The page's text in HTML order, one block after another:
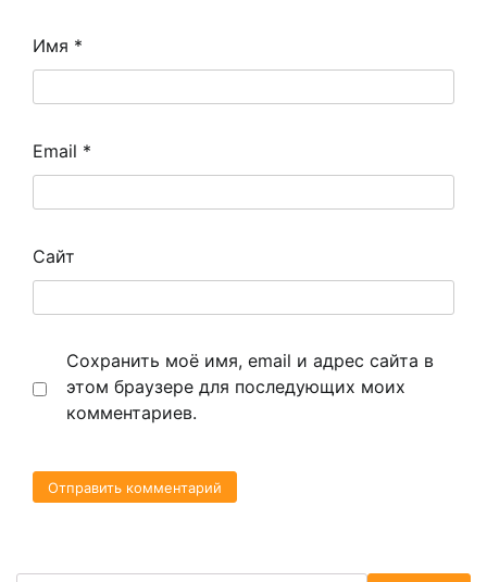
Имя *
Email *
Сайт
Сохранить моё имя, email и адрес сайта в
этом браузере для последующих моих
комментариев.